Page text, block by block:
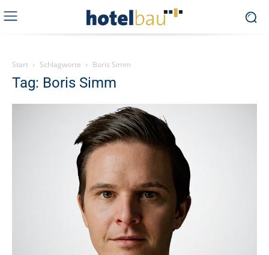
Start Schlagworte Boris Simm
Tag: Boris Simm